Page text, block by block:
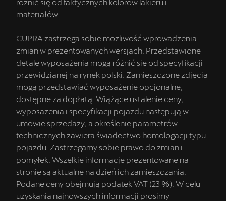
materiałów.
CUPRA zastrzega sobie możliwość wprowadzenia
zmian w prezentowanych wersjach. Przedstawione
detale wyposażenia mogą różnić się od specyfikacji
przewidzianej na rynek polski. Zamieszczone zdjęcia
mogą przedstawiać wyposażenie opcjonalne,
dostępne za dopłatą. Wiążące ustalenie ceny,
wyposażenia i specyfikacji pojazdu następują w
umowie sprzedaży, a określenie parametrów
technicznych zawiera świadectwo homologacji typu
pojazdu. Zastrzegamy sobie prawo do zmian i
pomyłek. Wszelkie informacje prezentowane na
stronie są aktualne na dzień ich zamieszczania.
Podane ceny obejmują podatek VAT (23 %). W celu
uzyskania najnowszych informacji prosimy